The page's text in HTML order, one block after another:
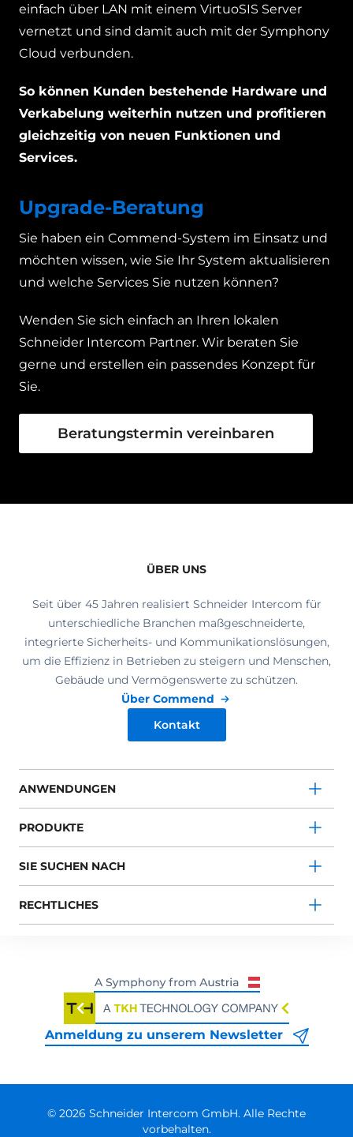
einfach über LAN mit einem VirtuoSIS Server
vernetzt und sind damit auch mit der Symphony
Cloud verbunden.
So können Kunden bestehende Hardware und
Verkabelung weiterhin nutzen und profitieren
gleichzeitig von neuen Funktionen und
Services.
Upgrade-Beratung
Sie haben ein Commend-System im Einsatz und
möchten wissen, wie Sie Ihr System aktualisieren
und welche Services Sie nutzen können?
Wenden Sie sich einfach an Ihren lokalen
Schneider Intercom Partner. Wir beraten Sie
gerne und erstellen ein passendes Konzept für
Sie.
Beratungstermin vereinbaren
ÜBER UNS
Seit über 45 Jahren realisiert Schneider Intercom für
unterschiedliche Branchen maßgeschneiderte,
integrierte Sicherheits- und Kommunikationslösungen,
um die Effizienz in Betrieben zu steigern und Menschen,
Gebäude und Vermögenswerte zu schützen.
Über Commend
Kontakt
ANWENDUNGEN
PRODUKTE
SIE SUCHEN NACH
RECHTLICHES
Anmeldung zu unserem Newsletter
© 2026 Schneider Intercom GmbH. Alle Rechte
vorbehalten.